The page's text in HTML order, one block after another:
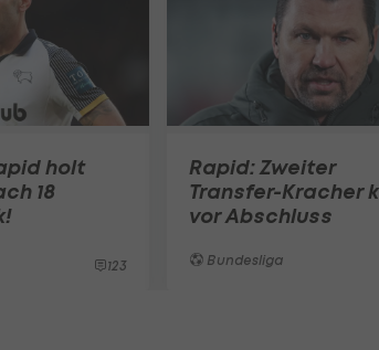
holt
18
123
Rapid: Zweiter
Transfer-Kracher
vor Abschluss
Bundesliga